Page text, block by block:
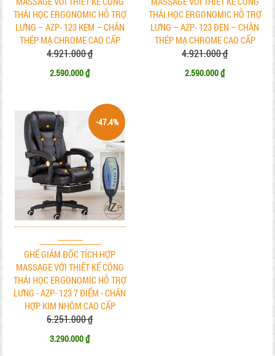
THÁI HỌC ERGONOMIC HỖ TRỢ
LƯNG – AZP- 123 KEM – CHÂN
THÉP MẠ CHROME CAO CẤP
4.921.000 ₫
2.590.000 ₫
THÁI HỌC ERGONOMIC HỖ TRỢ
LƯNG – AZP- 123 ĐEN – CHÂN
THÉP MẠ CHROME CAO CẤP
4.921.000 ₫
2.590.000 ₫
GHẾ GIÁM ĐỐC TÍCH HỢP
MASSAGE VỚI THIẾT KẾ CÔNG
THÁI HỌC ERGONOMIC HỖ TRỢ
LƯNG - AZP- 123 7 ĐIỂM - CHÂN
HỢP KIM NHÔM CAO CẤP
6.251.000 ₫
3.290.000 ₫
-47.4%